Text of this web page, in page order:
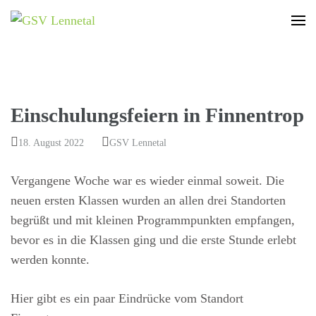
Einschulungsfeiern in Finnentrop
18. August 2022 GSV Lennetal
Vergangene Woche war es wieder einmal soweit. Die
neuen ersten Klassen wurden an allen drei Standorten
begrüßt und mit kleinen Programmpunkten empfangen,
bevor es in die Klassen ging und die erste Stunde erlebt
werden konnte.
Hier gibt es ein paar Eindrücke vom Standort